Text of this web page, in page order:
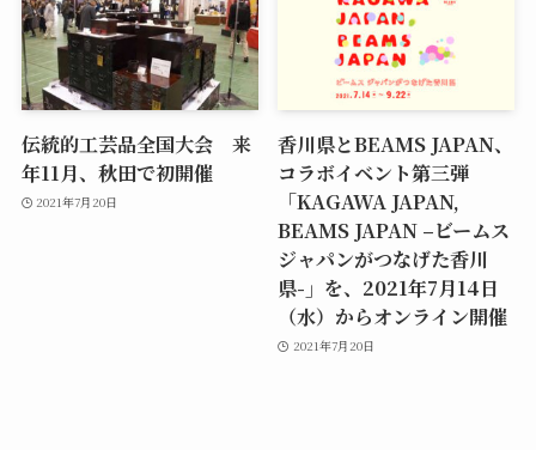
伝統的工芸品全国大会 来
年11月、秋田で初開催
2021年7月20日
香川県とBEAMS JAPAN、
コラボイベント第三弾
「KAGAWA JAPAN,
BEAMS JAPAN –ビームス
ジャパンがつなげた香川
県-」を、2021年7月14日
（水）からオンライン開催
2021年7月20日